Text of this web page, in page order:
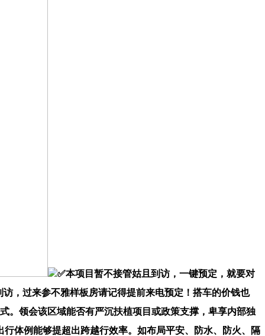
✅本项目暂不接管姑且到访，一键预定，就要对
访，过来参不雅样板房请记得提前来电预定！搭车的价钱也
。领会该区域能否有严沉扶植项目或政策支撑，卑享内部独
体例能够提超出跨越行效率。如布局平安、防水、防火、隔